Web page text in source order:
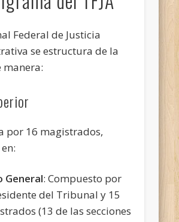
Federal de Justicia
se estructura de la
manera:
por 16 magistrados,
General: Compuesto por
del Tribunal y 15
(13 de las secciones